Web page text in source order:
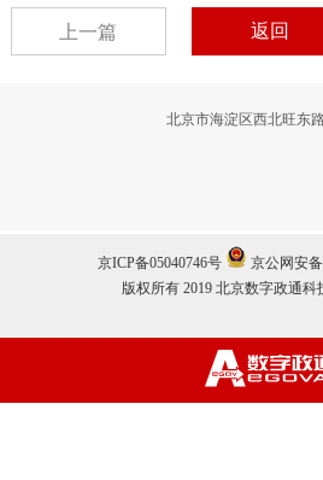
上一篇 返回
北京市海淀区西北旺东
京ICP备05040746号
京公网安备
版权所有 2019 北京数字政通科